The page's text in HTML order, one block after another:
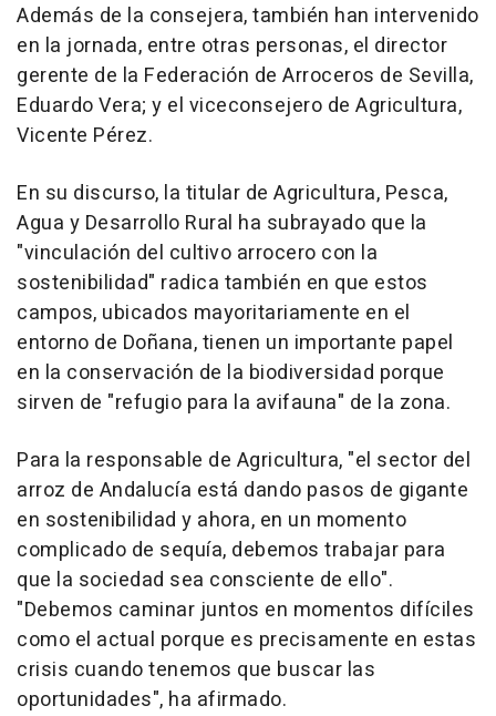
Además de la consejera, también han intervenido
en la jornada, entre otras personas, el director
gerente de la Federación de Arroceros de Sevilla,
Eduardo Vera; y el viceconsejero de Agricultura,
Vicente Pérez.
En su discurso, la titular de Agricultura, Pesca,
Agua y Desarrollo Rural ha subrayado que la
"vinculación del cultivo arrocero con la
sostenibilidad" radica también en que estos
campos, ubicados mayoritariamente en el
entorno de Doñana, tienen un importante papel
en la conservación de la biodiversidad porque
sirven de "refugio para la avifauna" de la zona.
Para la responsable de Agricultura, "el sector del
arroz de Andalucía está dando pasos de gigante
en sostenibilidad y ahora, en un momento
complicado de sequía, debemos trabajar para
que la sociedad sea consciente de ello".
"Debemos caminar juntos en momentos difíciles
como el actual porque es precisamente en estas
crisis cuando tenemos que buscar las
oportunidades", ha afirmado.